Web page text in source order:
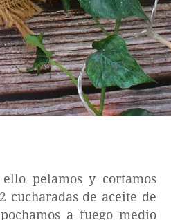
pelamos y cortamos
cucharadas de aceite de
a fuego medio